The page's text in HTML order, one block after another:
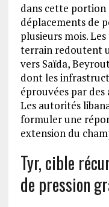
dans cette portion
déplacements de
plusieurs mois.
terrain redoutent
vers Saïda,
dont les
éprouvées par des
Les autorités
formuler une
extension du
Tyr, cible
de pression